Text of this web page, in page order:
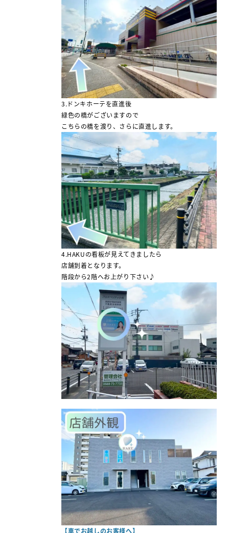
3.ドンキホーテを直進後
緑色の橋がございますので
こちらの橋を渡り、さらに直進します。
4.HAKUの看板が見えてきましたら
店舗到着となります。
階段から2階へお上がり下さい♪
【車でお越しのお客様へ】